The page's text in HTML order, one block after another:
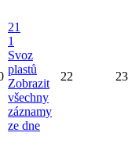
21
1
Svoz
plastů
Zobrazit
všechny
záznamy
ze dne
22 23